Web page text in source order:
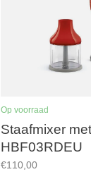
Op voorraad
Staafmixer
HBF03RDEU
€110,00